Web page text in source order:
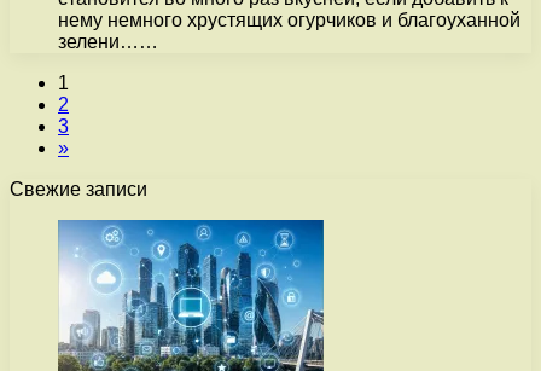
нему немного хрустящих огурчиков и благоуханной
зелени……
1
2
3
»
Свежие записи